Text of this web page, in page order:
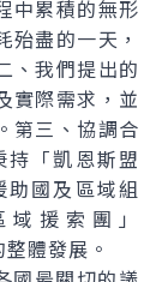
中累積的無形
盡的一天，
、我們提出的
實際需求，並
第三、協調合
「凱恩斯盟
國及區域組
援索團」
體發展。